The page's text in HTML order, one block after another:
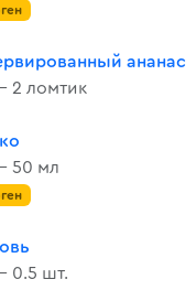
ананас
2 ломтик
50 мл
0.5 шт.